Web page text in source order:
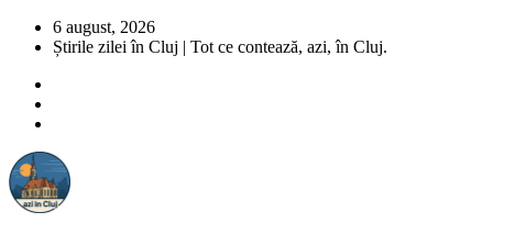
6 august, 2026
Știrile zilei în Cluj | Tot ce contează, azi, în Cluj.